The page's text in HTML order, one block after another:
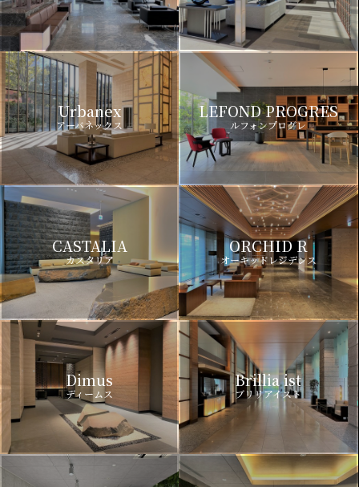
Urbanex
アーバネックス
LEFOND PROGRES
ルフォンプログレ
CASTALIA
カスタリア
ORCHID R
オーキッドレジデンス
Dimus
ディームス
Brillia ist
ブリリアイスト